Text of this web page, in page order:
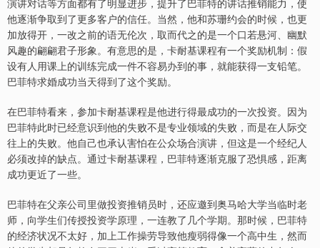
演讲对话等方面都有了明显进步，提升了巴菲特的讲话推销能力，使
他逐渐争取到了更多客户的信任。当然，他和苏珊约会的时候，也更
加放得开，一改之前的语无伦次，取而代之的是一个口若悬河、幽默
风趣的翩翩君子形象。有意思的是，卡耐基课程有一个奖励机制：假
设有人用课上的训练完成一件不容易办到的事，就能获得一支铅笔。
巴菲特求婚成功当天得到了这个奖励。
在巴菲特看来，参加卡耐基课程是他进行得最成功的一次投资。因为
巴菲特此时已经意识到他的失败不是专业领域的失败，而是在人际交
往上的失败。他自己也承认害怕在公众场合演讲，但这是一个经纪人
必须改掉的缺点。通过卡耐基课程，巴菲特逐渐克服了恐惧感，距离
成功更近了一些。
巴菲特在父亲公司里做投资推销员时，还应邀到奥马哈大学当临时老
师，向学生们传授投资学原理，一连教了几个学期。那时候，巴菲特
的经济状况不太好，加上工作操劳导致他瘦弱得像一个高中生，然而